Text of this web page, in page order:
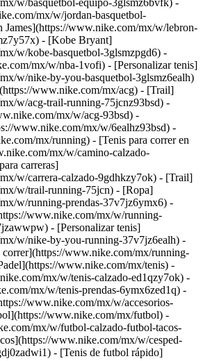
w/basquetbol-equipo-3glsmz6bvfk) -
mx/w/jordan-basquetbol-
James](https://www.nike.com/mx/w/lebron-
- [Kobe Bryant]
w/kobe-basquetbol-3glsmzpgd6) -
mx/w/nba-1vofi) - [Personalizar tenis]
w/nike-by-you-basquetbol-3glsmz6ealh)
www.nike.com/mx/acg) - [Trail]
w/acg-trail-running-75jcnz93bsd) -
mx/w/acg-93bsd) -
www.nike.com/mx/w/6ealhz93bsd) -
mx/running) - [Tenis para correr en
mx/w/camino-calzado-
carreras]
w/carrera-calzado-9gdhkzy7ok) - [Trail]
w/trail-running-75jcn) - [Ropa]
w/running-prendas-37v7jz6ymx6) -
www.nike.com/mx/w/running-
- [Personalizar tenis]
w/nike-by-you-running-37v7jz6ealh) -
correr](https://www.nike.com/mx/running-
www.nike.com/mx/tenis) -
mx/w/tenis-calzado-ed1qzy7ok) -
mx/w/tenis-prendas-6ymx6zed1q) -
www.nike.com/mx/w/accesorios-
www.nike.com/mx/futbol) -
mx/w/futbol-calzado-futbol-tacos-
www.nike.com/mx/w/cesped-
- [Tenis de futbol rápido]